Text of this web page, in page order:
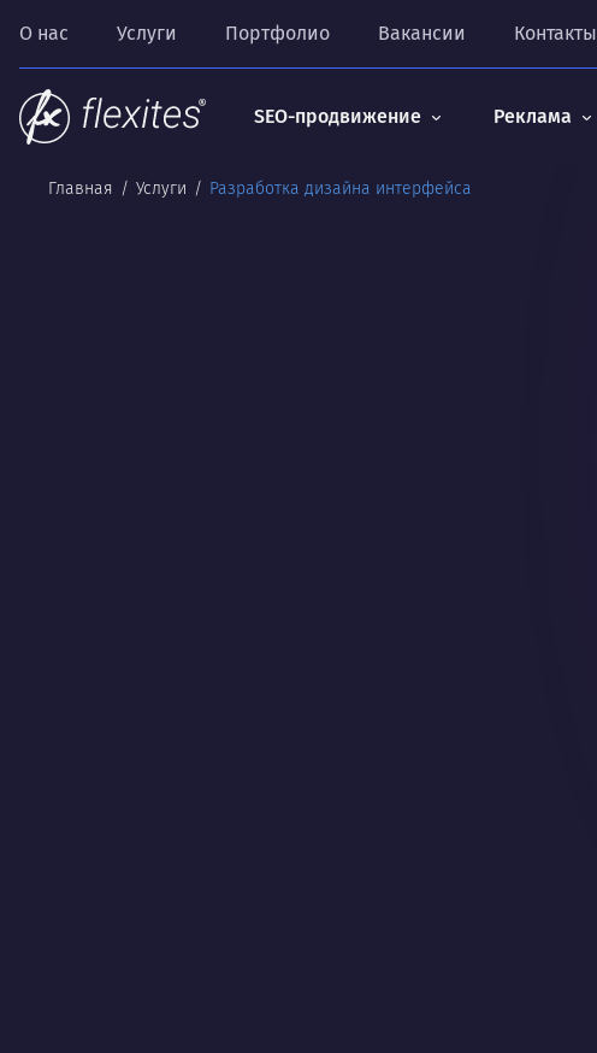
О нас Услуги Портфолио Вакансии Контакты
SEO-продвижение Реклама
Главная Услуги Разработка дизайна интерфейса